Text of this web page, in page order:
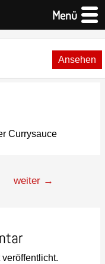
Currysauce
weiter →
Menü
Ansehen